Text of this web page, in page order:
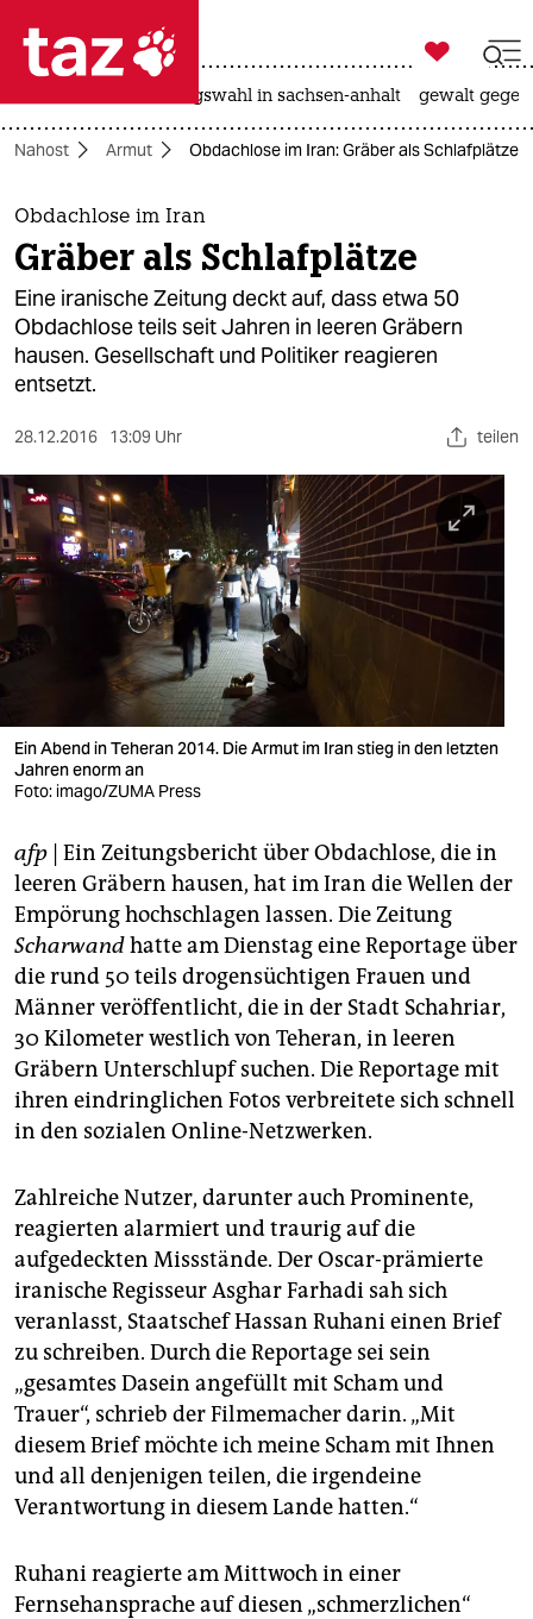
 taz zahl ich
taz zahl ich
themen
politik
öko
gesellschaft
kultur
sport
berlin
nord
wahrheit
verlag
veranstaltungen
fragen & hilfe
unterstützen
abo
genossenschaft
epaper login

taz zahl ich
landtagswahl in sachsen-anhalt gewalt
Nahost Armut Obdachlose im Iran: Gräber als Schlafplätze
Obdachlose im Iran
Gräber als Schlafplätze
Eine iranische Zeitung deckt auf, dass etwa 50
Obdachlose teils seit Jahren in leeren Gräbern
hausen. Gesellschaft und Politiker reagieren
entsetzt.
28.12.2016 13:09 Uhr teilen
Ein Abend in Teheran 2014. Die Armut im Iran stieg in den letzten
Jahren enorm an
Foto: imago/ZUMA Press
afp | Ein Zeitungsbericht über Obdachlose, die in
leeren Gräbern hausen, hat im Iran die Wellen der
Empörung hochschlagen lassen. Die Zeitung
Scharwandhatte am Dienstag eine Reportage über
die rund 50 teils drogensüchtigen Frauen und
Männer veröffentlicht, die in der Stadt Schahriar,
30 Kilometer westlich von Teheran, in leeren
Gräbern Unterschlupf suchen. Die Reportage mit
ihren eindringlichen Fotos verbreitete sich schnell
in den sozialen Online-Netzwerken.
Zahlreiche Nutzer, darunter auch Prominente,
reagierten alarmiert und traurig auf die
aufgedeckten Missstände. Der Oscar-prämierte
iranische Regisseur Asghar Farhadi sah sich
veranlasst, Staatschef Hassan Ruhani einen Brief
zu schreiben. Durch die Reportage sei sein
„gesamtes Dasein angefüllt mit Scham und
Trauer“, schrieb der Filmemacher darin. „Mit
diesem Brief möchte ich meine Scham mit Ihnen
und all denjenigen teilen, die irgendeine
Verantwortung in diesem Lande hatten.“
Ruhani reagierte am Mittwoch in einer
Fernsehansprache auf diesen „schmerzlichen“